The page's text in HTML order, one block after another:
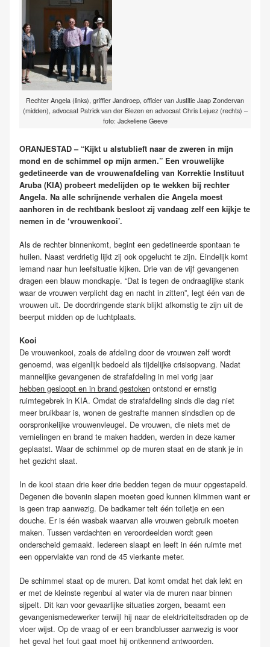
Rechter Angela (links), griffier Jandroep, officier van Justitie Jaap Zondervan
(midden), advocaat Patrick van der Biezen en advocaat Chris Lejuez (rechts) –
foto: Jackeliene Geeve
ORANJESTAD – “Kijkt u alstublieft naar de zweren in mijn
mond en de schimmel op mijn armen.” Een vrouwelijke
gedetineerde van de vrouwenafdeling van Korrektie Instituut
Aruba (KIA) probeert medelijden op te wekken bij rechter
Angela. Na alle schrijnende verhalen die Angela moest
aanhoren in de rechtbank besloot zij vandaag zelf een kijkje te
nemen in de ‘vrouwenkooi’.
Als de rechter binnenkomt, begint een gedetineerde spontaan te
huilen. Naast verdrietig lijkt zij ook opgelucht te zijn. Eindelijk komt
iemand naar hun leefsituatie kijken. Drie van de vijf gevangenen
dragen een blauw mondkapje. “Dat is tegen de ondraaglijke stank
waar de vrouwen verplicht dag en nacht in zitten”, legt één van de
vrouwen uit. De doordringende stank blijkt afkomstig te zijn uit de
beerput midden op de luchtplaats.
Kooi
De vrouwenkooi, zoals de afdeling door de vrouwen zelf wordt
genoemd, was eigenlijk bedoeld als tijdelijke crisisopvang. Nadat
mannelijke gevangenen de strafafdeling in mei vorig jaar
hebben gesloopt en in brand gestoken ontstond er ernstig
ruimtegebrek in KIA. Omdat de strafafdeling sinds die dag niet
meer bruikbaar is, wonen de gestrafte mannen sindsdien op de
oorspronkelijke vrouwenvleugel. De vrouwen, die niets met de
vernielingen en brand te maken hadden, werden in deze kamer
geplaatst. Waar de schimmel op de muren staat en de stank je in
het gezicht slaat.
In de kooi staan drie keer drie bedden tegen de muur opgestapeld.
Degenen die bovenin slapen moeten goed kunnen klimmen want er
is geen trap aanwezig. De badkamer telt één toiletje en een
douche. Er is één wasbak waarvan alle vrouwen gebruik moeten
maken. Tussen verdachten en veroordeelden wordt geen
onderscheid gemaakt. Iedereen slaapt en leeft in één ruimte met
een oppervlakte van rond de 45 vierkante meter.
De schimmel staat op de muren. Dat komt omdat het dak lekt en
er met de kleinste regenbui al water via de muren naar binnen
sijpelt. Dit kan voor gevaarlijke situaties zorgen, beaamt een
gevangenismedewerker terwijl hij naar de elektriciteitsdraden op de
vloer wijst. Op de vraag of er een brandblusser aanwezig is voor
het geval het fout gaat moet hij ontkennend antwoorden.